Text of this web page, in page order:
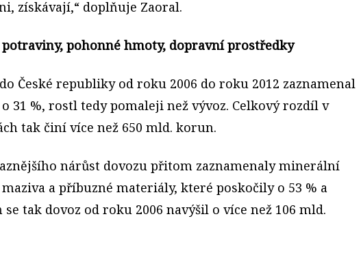
získávají,“ doplňuje Zaoral.
potraviny, pohonné hmoty, dopravní prostředky
České republiky od roku 2006 do roku 2012 zaznamenal
31 %, rostl tedy pomaleji než vývoz. Celkový rozdíl v
tak činí více než 650 mld. korun.
nárůst dovozu přitom zaznamenaly minerální
a příbuzné materiály, které poskočily o 53 % a
se tak dovoz od roku 2006 navýšil o více než 106 mld.